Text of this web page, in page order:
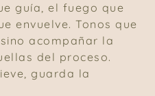
guía, el fuego que
envuelve. Tonos que
acompañar la
del proceso.
guarda la